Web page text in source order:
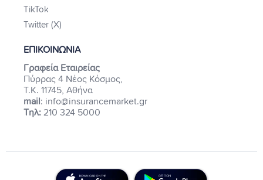
TikTok
Twitter (X)
ΕΠΙΚΟΙΝΩΝΙΑ
Γραφεία Εταιρείας
Πύρρας 4 Νέος Κόσμος,
Τ.Κ. 11745, Αθήνα
mail: info@insurancemarket.gr
Τηλ: 210 324 5000